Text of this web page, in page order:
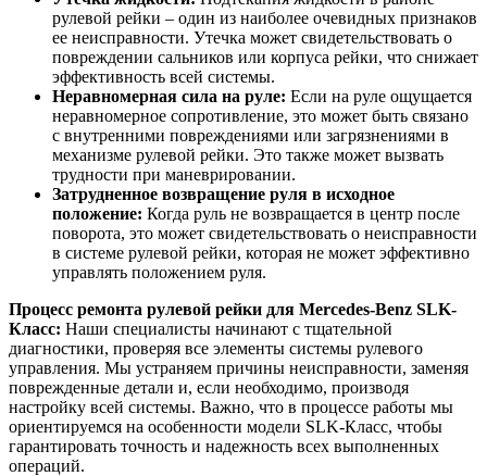
рулевой рейки – один из наиболее очевидных признаков
ее неисправности. Утечка может свидетельствовать о
повреждении сальников или корпуса рейки, что снижает
эффективность всей системы.
Неравномерная сила на руле: Если на руле ощущается
неравномерное сопротивление, это может быть связано
с внутренними повреждениями или загрязнениями в
механизме рулевой рейки. Это также может вызвать
трудности при маневрировании.
Затрудненное возвращение руля в исходное
положение: Когда руль не возвращается в центр после
поворота, это может свидетельствовать о неисправности
в системе рулевой рейки, которая не может эффективно
управлять положением руля.
Процесс ремонта рулевой рейки для Mercedes-Benz SLK-
Класс: Наши специалисты начинают с тщательной
диагностики, проверяя все элементы системы рулевого
управления. Мы устраняем причины неисправности, заменяя
поврежденные детали и, если необходимо, производя
настройку всей системы. Важно, что в процессе работы мы
ориентируемся на особенности модели SLK-Класс, чтобы
гарантировать точность и надежность всех выполненных
операций.